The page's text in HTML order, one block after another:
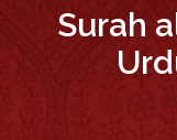
Surah